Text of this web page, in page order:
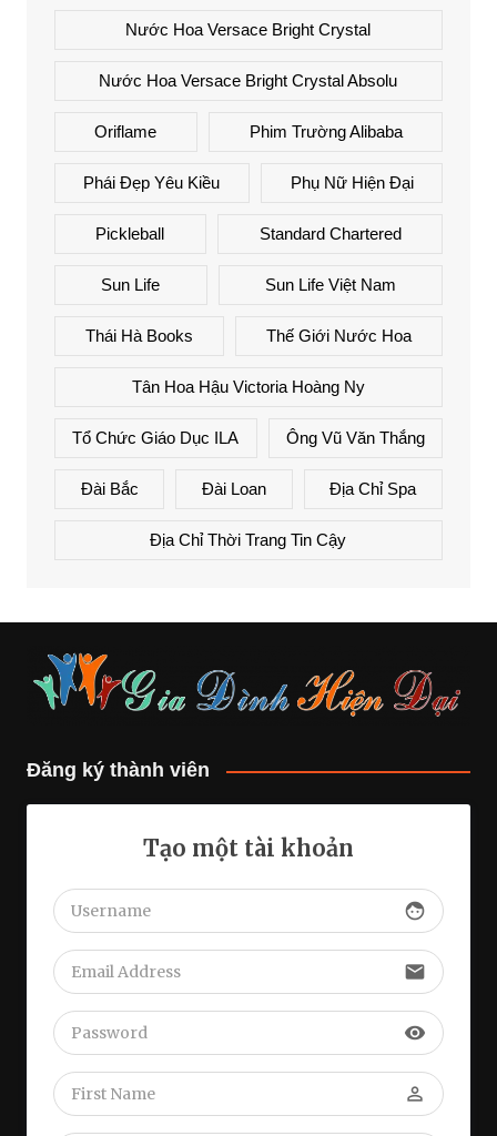
Nước Hoa Versace Bright Crystal
Nước Hoa Versace Bright Crystal Absolu
Oriflame Phim Trường Alibaba
Phái Đẹp Yêu Kiều Phụ Nữ Hiện Đại
Pickleball Standard Chartered
Sun Life Sun Life Việt Nam
Thái Hà Books Thế Giới Nước Hoa
Tân Hoa Hậu Victoria Hoàng Ny
Tổ Chức Giáo Dục ILA Ông Vũ Văn Thắng
Đài Bắc Đài Loan Địa Chỉ Spa
Địa Chỉ Thời Trang Tin Cậy
Đăng ký thành viên
Tạo một tài khoản
face
email
visibility
perm_identity